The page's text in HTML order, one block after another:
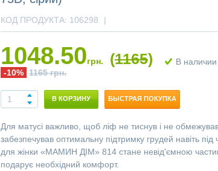
КОД ПРОДУКТА: 106298 |
1048.50грн. (1165)
-10% 1165 грн.
В наличии
В КОРЗИНУ БЫСТРАЯ ПОКУПКА
Для матусі важливо, щоб ліф не тиснув і не
забезпечував оптимальну підтримку грудей навіть під
для жінки «МАМИН ДІМ» 814 стане невід'ємною
подарує необхідний комфорт.